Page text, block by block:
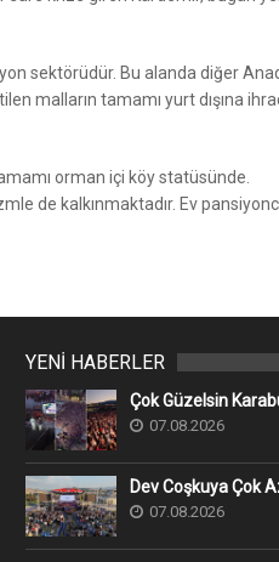
sektörüdür. Bu alanda diğer
malların tamamı yurt dışına
orman içi köy statüsünde.
de kalkınmaktadır. Ev
YENİ HABERLER
Çok Güzelsin
07.08.2026
Dev Coşkuya Çok
07.08.2026